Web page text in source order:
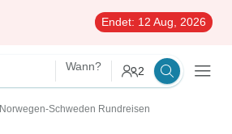
Endet: 12 Aug, 2026
Wann? 2
Norwegen-Schweden Rundreisen